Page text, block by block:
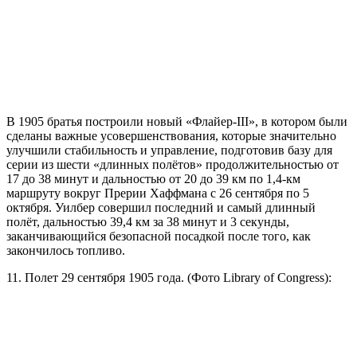
В 1905 братья построили новый «Флайер-III», в котором были
сделаны важные усовершенствования, которые значительно
улучшили стабильность и управление, подготовив базу для
серии из шести «длинных полётов» продолжительностью от
17 до 38 минут и дальностью от 20 до 39 км по 1,4-км
маршруту вокруг Прерии Хаффмана с 26 сентября по 5
октября. Уилбер совершил последний и самый длинный
полёт, дальностью 39,4 км за 38 минут и 3 секунды,
заканчивающийся безопасной посадкой после того, как
закончилось топливо.
11. Полет 29 сентября 1905 года. (Фото Library of Congress):